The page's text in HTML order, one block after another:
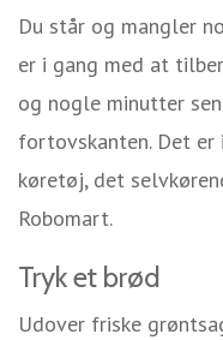
Du står og mangler
er i gang med at
og nogle minutter
fortovskanten. Det er
køretøj, det
Robomart.
Tryk et brød
Udover friske